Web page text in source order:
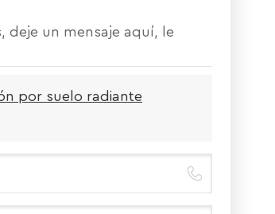
deje un mensaje aquí, le
por suelo radiante